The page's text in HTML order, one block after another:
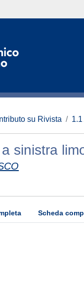
su Rivista
sinistra
Scheda